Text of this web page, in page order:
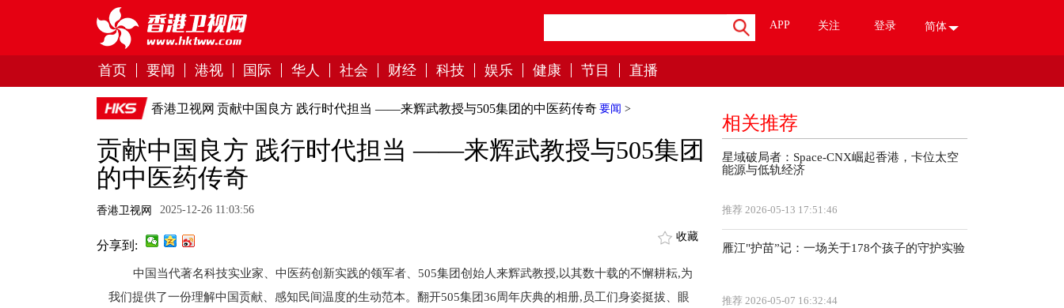
APP 关注 登录 简体
首页 要闻 港视 国际 华人 社会 财经 科技 娱乐 健康 节目 直播
香港卫视网 要闻 >
贡献中国良方 践行时代担当 ——来辉武教授与505集团的中医药传奇
贡献中国良方 践行时代担当 ——来辉武教授与505集团
的中医药传奇
香港卫视网 2025-12-26 11:03:56
分享到:
收藏
中国当代著名科技实业家、中医药创新实践的领军者、505集团创始人来辉武教授,以其数十载的不懈耕耘,为
我们提供了一份理解中国贡献、感知民间温度的生动范本。翻开505集团36周年庆典的相册,员工们身姿挺拔、眼
相关推荐
星域破局者：Space-CNX崛起香港，卡位太空
能源与低轨经济
推荐 2026-05-13 17:51:46
雁江"护苗”记：一场关于178个孩子的守护实验
推荐 2026-05-07 16:32:44